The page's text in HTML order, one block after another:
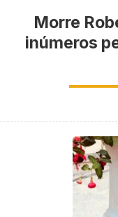
Morre
inúmeros